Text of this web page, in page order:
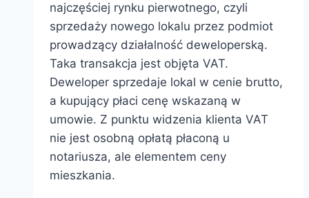
najczęściej rynku pierwotnego, czyli
sprzedaży nowego lokalu przez podmiot
prowadzący działalność deweloperską.
Taka transakcja jest objęta VAT.
Deweloper sprzedaje lokal w cenie brutto,
a kupujący płaci cenę wskazaną w
umowie. Z punktu widzenia klienta VAT
nie jest osobną opłatą płaconą u
notariusza, ale elementem ceny
mieszkania.